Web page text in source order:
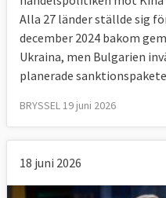
Alla 27 länder ställde sig
december 2024 bakom
Ukraina, men Bulgarien
planerade
BRYSSEL 19 juni 2026
18 juni 2026